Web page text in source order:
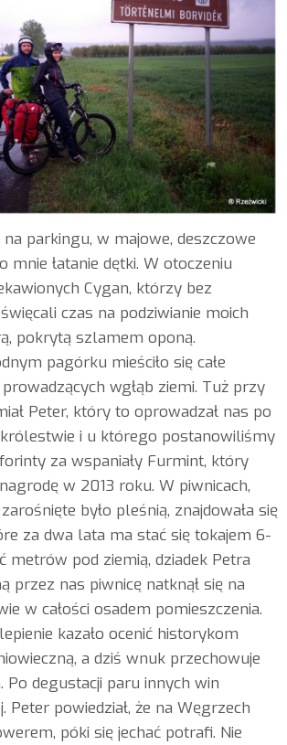
parkingu, w majowe, deszczowe
mnie łatanie dętki. W otoczeniu
Cygan, którzy bez
czas na podziwianie moich
pokrytą szlamem oponą.
pagórku mieściło się całe
wgłąb ziemi. Tuż przy
Peter, który to oprowadzał nas po
i u którego postanowiliśmy
za wspaniały Furmint, który
w 2013 roku. W piwnicach,
było pleśnią, znajdowała się
za dwa lata ma stać się tokajem 6-
metrów pod ziemią, dziadek Petra
przez nas piwnicę natknął się na
w całości osadem pomieszczenia.
kazało ocenić historykom
a dziś wnuk przechowuje
Po degustacji paru innych win
Peter powiedział, że na Węgrzech
póki się jechać potrafi. Nie